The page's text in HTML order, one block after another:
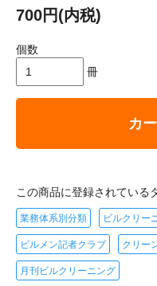
700円(内税)
個数
冊
カ
この商品に登録されている
業務体系別分類 ビルクリー
ビルメン記者クラブ クリー
月刊ビルクリーニング